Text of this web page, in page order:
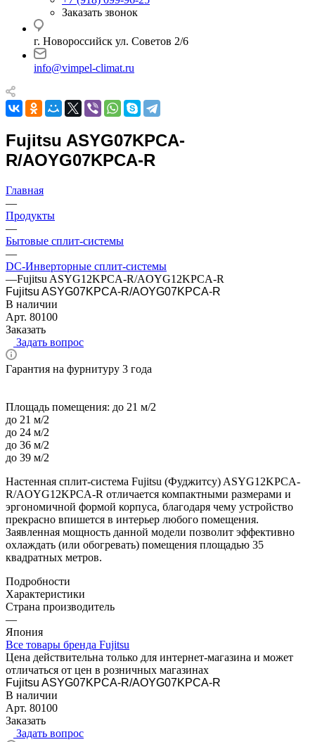
Заказать звонок
г. Новороссийск ул. Советов 2/6
info@vimpel-climat.ru
Fujitsu ASYG07KPCA-
R/AOYG07KPCA-R
Главная
—
Продукты
—
Бытовые сплит-системы
—
DC-Инверторные сплит-системы
—Fujitsu ASYG12KPCA-R/AOYG12KPCA-R
Fujitsu ASYG07KPCA-R/AOYG07KPCA-R
В наличии
Арт. 80100
Заказать
Задать вопрос
Гарантия на фурнитуру 3 года
Площадь помещения: до 21 м/2
до 21 м/2
до 24 м/2
до 36 м/2
до 39 м/2
Настенная сплит-система Fujitsu (Фуджитсу) ASYG12KPCA-
R/AOYG12KPCA-R отличается компактными размерами и
эргономичной формой корпуса, благодаря чему устройство
прекрасно впишется в интерьер любого помещения.
Заявленная мощность данной модели позволит эффективно
охлаждать (или обогревать) помещения площадью 35
квадратных метров.
Подробности
Характеристики
Страна производитель
—
Япония
Все товары бренда Fujitsu
Цена действительна только для интернет-магазина и может
отличаться от цен в розничных магазинах
Fujitsu ASYG07KPCA-R/AOYG07KPCA-R
В наличии
Арт. 80100
Заказать
Задать вопрос